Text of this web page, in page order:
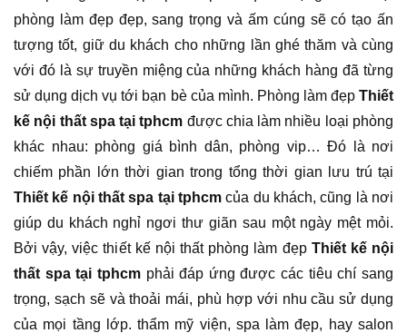
phòng làm đẹp đẹp, sang trọng và ấm cúng sẽ có tạo ấn
tượng tốt, giữ du khách cho những lần ghé thăm và cùng
với đó là sự truyền miệng của những khách hàng đã từng
sử dụng dịch vụ tới bạn bè của mình. Phòng làm đẹp Thiết
kế nội thất spa tại tphcm được chia làm nhiều loại phòng
khác nhau: phòng giá bình dân, phòng vip… Đó là nơi
chiếm phần lớn thời gian trong tổng thời gian lưu trú tại
Thiết kế nội thất spa tại tphcm của du khách, cũng là nơi
giúp du khách nghỉ ngơi thư giãn sau một ngày mệt mỏi.
Bởi vậy, việc thiết kế nội thất phòng làm đẹp Thiết kế nội
thất spa tại tphcmphải đáp ứng được các tiêu chí sang
trọng, sạch sẽ và thoải mái, phù hợp với nhu cầu sử dụng
của mọi tầng lớp. thẩm mỹ viện, spa làm đẹp, hay salon